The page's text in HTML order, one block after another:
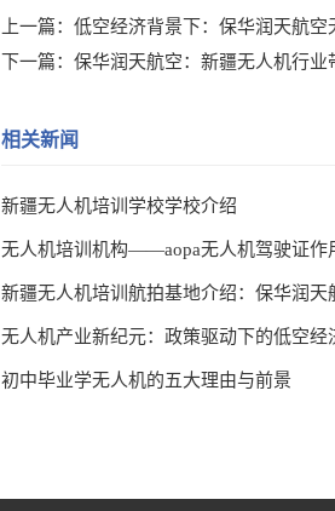
上一篇： 低空经济背景下：保华润天航空
下一篇： 保华润天航空：新疆无人机行业
相关新闻
新疆无人机培训学校学校介绍
无人机培训机构——aopa无人机驾驶证作
无人机产业新纪元：政策驱动下的低空经
初中毕业学无人机的五大理由与前景